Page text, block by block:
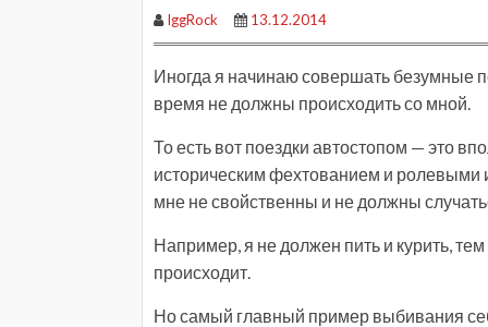
IggRock 13.12.2014
Иногда я начинаю совершать безумные
время не должны происходить со мной.
То есть вот поездки автостопом — это
историческим фехтованием и ролевыми
мне не свойственны и не должны
Например, я не должен пить и курить,
происходит.
Но самый главный пример выбивания